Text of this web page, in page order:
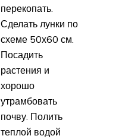
перекопать.
Сделать лунки по
схеме 50х60 см.
Посадить
растения и
хорошо
утрамбовать
почву. Полить
теплой водой